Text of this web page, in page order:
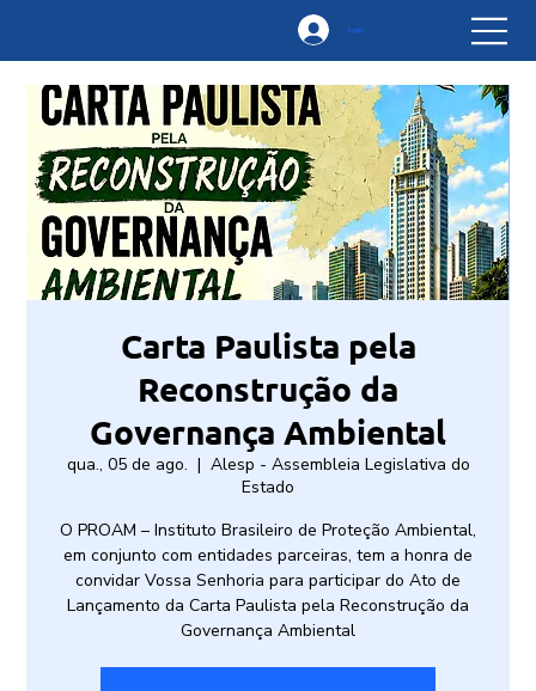
Login
Carta Paulista pela
Reconstrução da
Governança Ambiental
qua., 05 de ago.
  |
Alesp - Assembleia Legislativa do
Estado
O PROAM – Instituto Brasileiro de Proteção Ambiental,
em conjunto com entidades parceiras, tem a honra de
convidar Vossa Senhoria para participar do Ato de
Lançamento da Carta Paulista pela Reconstrução da
Governança Ambiental